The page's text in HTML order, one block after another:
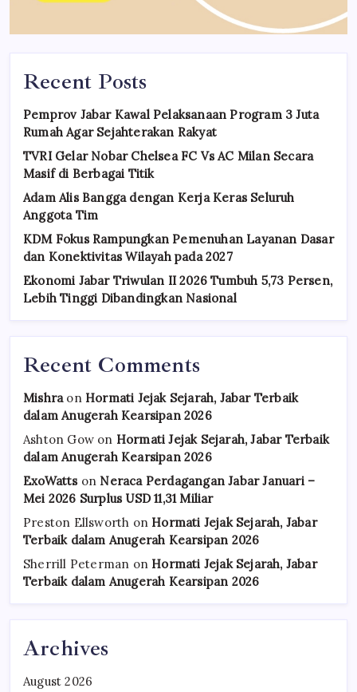
Recent Posts
Pemprov Jabar Kawal Pelaksanaan Program 3 Juta
Rumah Agar Sejahterakan Rakyat
TVRI Gelar Nobar Chelsea FC Vs AC Milan Secara
Masif di Berbagai Titik
Adam Alis Bangga dengan Kerja Keras Seluruh
Anggota Tim
KDM Fokus Rampungkan Pemenuhan Layanan Dasar
dan Konektivitas Wilayah pada 2027
Ekonomi Jabar Triwulan II 2026 Tumbuh 5,73 Persen,
Lebih Tinggi Dibandingkan Nasional
Recent Comments
Mishraon Hormati Jejak Sejarah, Jabar Terbaik
dalam Anugerah Kearsipan 2026
Ashton Gow on Hormati Jejak Sejarah, Jabar Terbaik
dalam Anugerah Kearsipan 2026
ExoWattson Neraca Perdagangan Jabar Januari –
Mei 2026 Surplus USD 11,31 Miliar
Preston Ellsworth on Hormati Jejak Sejarah, Jabar
Terbaik dalam Anugerah Kearsipan 2026
Sherrill Peterman on Hormati Jejak Sejarah, Jabar
Terbaik dalam Anugerah Kearsipan 2026
Archives
August 2026